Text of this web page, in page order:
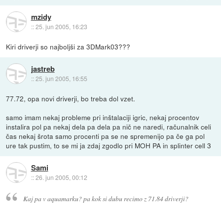
mzidy
::25. jun 2005, 16:23
Kiri driverji so najboljši za 3DMark03???
jastreb
::25. jun 2005, 16:55
77.72, opa novi driverji, bo treba dol vzet.
samo imam nekaj probleme pri inštalaciji igric, nekaj procentov
instalira pol pa nekaj dela pa dela pa nič ne naredi, računalnik celi
čas nekaj šrota samo procenti pa se ne spremenijo pa če ga pol
ure tak pustim, to se mi ja zdaj zgodlo pri MOH PA in splinter cell 3
Sami
::26. jun 2005, 00:12
Kaj pa v aquamarku? pa kok si dubu recimo z 71.84 driverji?